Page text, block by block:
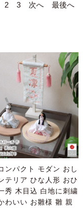
2 3 次へ 最後へ
ンパクト モダン おし
テリア ひな人形 おひ
秀 木目込 白地に刺繍
わいい お雛様 雛 親